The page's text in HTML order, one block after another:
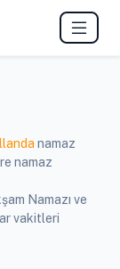
namaz
namaz
Namazı ve
vakitleri